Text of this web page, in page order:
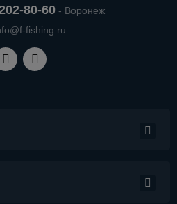
80-60- Воронеж
fishing.ru